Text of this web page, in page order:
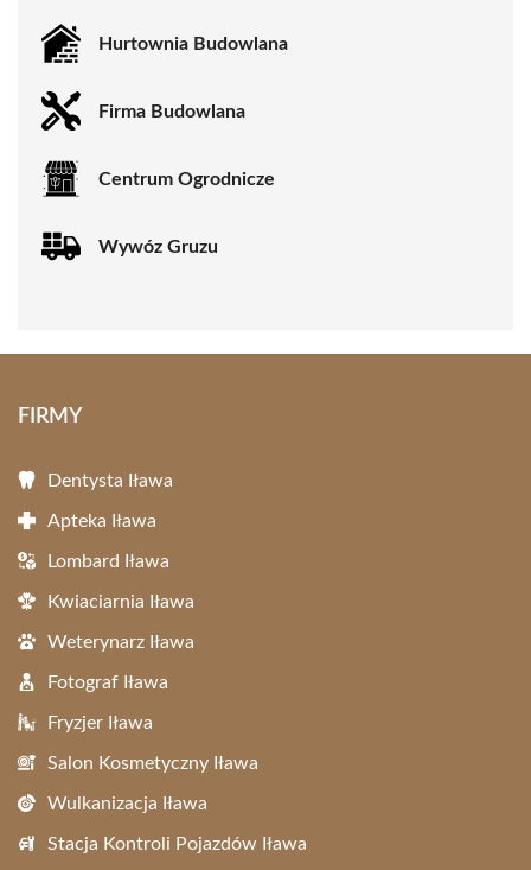
Hurtownia Budowlana
Firma Budowlana
Centrum Ogrodnicze
Wywóz Gruzu
FIRMY
Dentysta Iława
Apteka Iława
Lombard Iława
Kwiaciarnia Iława
Weterynarz Iława
Fotograf Iława
Fryzjer Iława
Salon Kosmetyczny Iława
Wulkanizacja Iława
Stacja Kontroli Pojazdów Iława